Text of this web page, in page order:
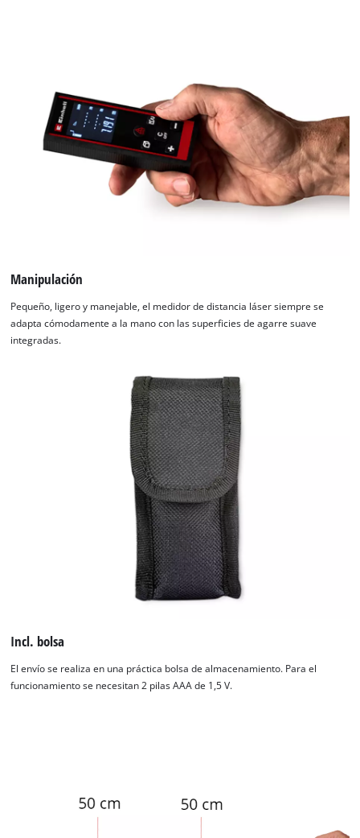
Manipulación
Pequeño, ligero y manejable, el medidor de distancia láser siempre se
adapta cómodamente a la mano con las superficies de agarre suave
integradas.
Incl. bolsa
El envío se realiza en una práctica bolsa de almacenamiento. Para el
funcionamiento se necesitan 2 pilas AAA de 1,5 V.